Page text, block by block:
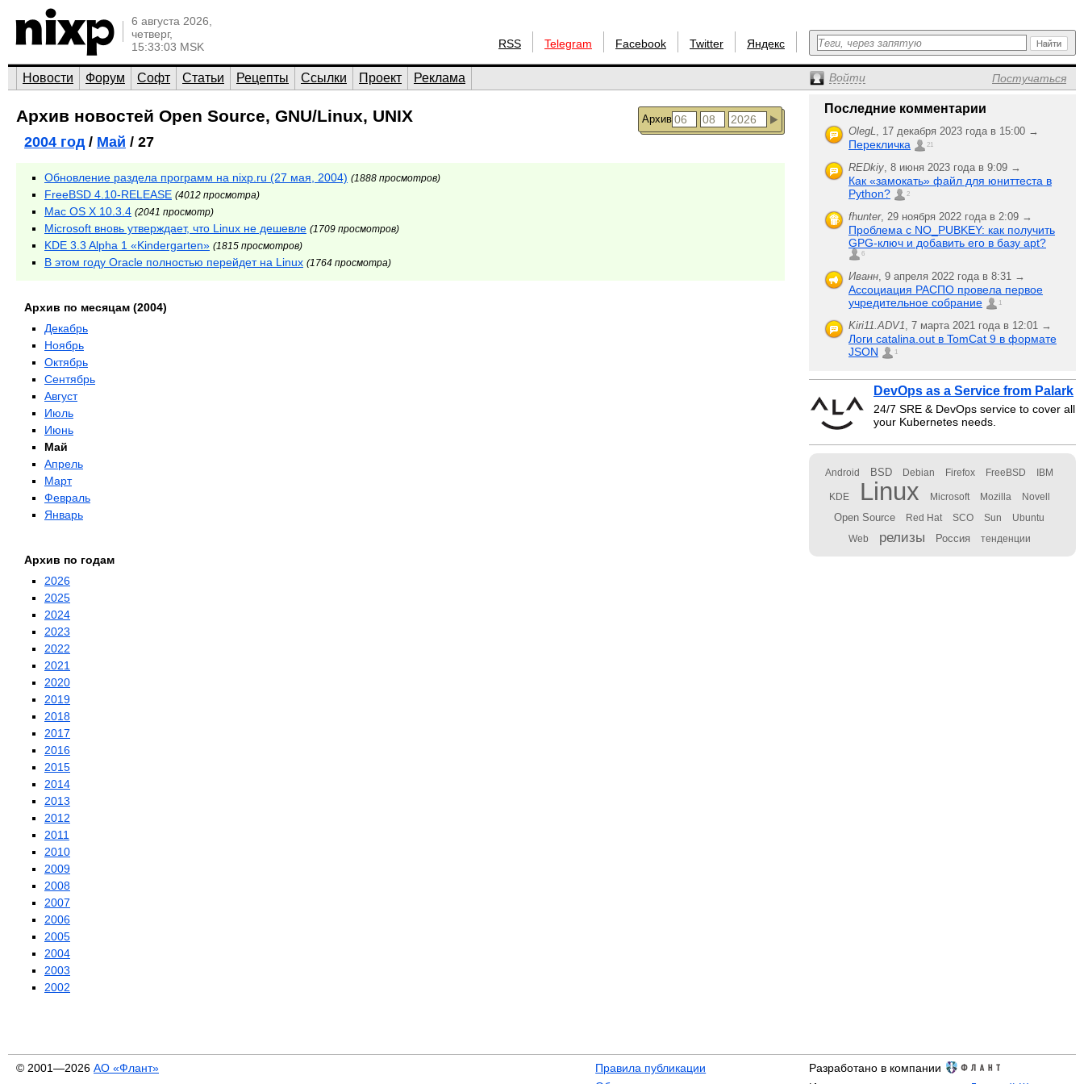
6 августа 2026,
четверг,
15:33:03 MSK
RSS Telegram Facebook Twitter Яндекс
Новости Форум Софт Статьи Рецепты Ссылки Проект Реклама Войти Постучаться
Архив
Архив новостей Open Source, GNU/Linux, UNIX
2004 год/ Май / 27
Обновление раздела программ на nixp.ru (27 мая, 2004) (1888 просмотров)
FreeBSD 4.10-RELEASE (4012 просмотра)
Maс OS X 10.3.4 (2041 просмотр)
Microsoft вновь утверждает, что Linux не дешевле (1709 просмотров)
KDE 3.3 Alpha 1 «Kindergarten» (1815 просмотров)
В этом году Oracle полностью перейдет на Linux (1764 просмотра)
Архив по месяцам (2004)
Декабрь
Ноябрь
Октябрь
Сентябрь
Август
Июль
Июнь
Май
Апрель
Март
Февраль
Январь
Архив по годам
2026
2025
2024
2023
2022
2021
2020
2019
2018
2017
2016
2015
2014
2013
2012
2011
2010
2009
2008
2007
2006
2005
2004
2003
2002
Последние комментарии
OlegL, 17 декабря 2023 года в 15:00 →
Перекличка 21
REDkiy, 8 июня 2023 года в 9:09 →
Как «замокать» файл для юниттеста в
Python?
2
fhunter, 29 ноября 2022 года в 2:09 →
Проблема с NO_PUBKEY: как получить
GPG-ключ и добавить его в базу apt?
6
Иванн, 9 апреля 2022 года в 8:31 →
Ассоциация РАСПО провела первое
учредительное собрание
1
Kiri11.ADV1, 7 марта 2021 года в 12:01 →
Логи catalina.out в TomCat 9 в формате
JSON
1
DevOps as a Service from Palark
24/7 SRE & DevOps service to cover all
your Kubernetes needs.
Android BSD Debian Firefox FreeBSD IBM
KDE Linux Microsoft Mozilla Novell
Open Source Red Hat SCO Sun Ubuntu
Web релизы Россия тенденции
© 2001—2026 АО «Флант»
Правила публикации
Разработано в компании